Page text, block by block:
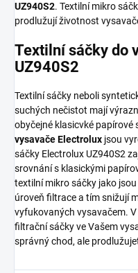
UZ940S2. Textilní mikro
prodlužují životnost
Textilní sáčky do
UZ940S2
Textilní sáčky neboli
suchých nečistot mají
obyčejné klasicvké papírové
vysavače Electrolux jsou
sáčky Electrolux UZ940S2
srovnání s klasickými
textilní mikro sáčky jako jsou
úroveň filtrace a tím snižují
vyfukovaných vysavačem.
filtrační sáčky ve Vašem
správný chod, ale